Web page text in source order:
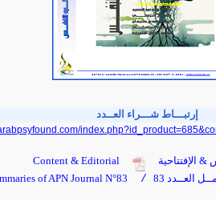
إرتبـــاط شـــراء العــدد
Content & Editorial
& الإفتتاحية
of APN Journal N°83 / العــدد 83